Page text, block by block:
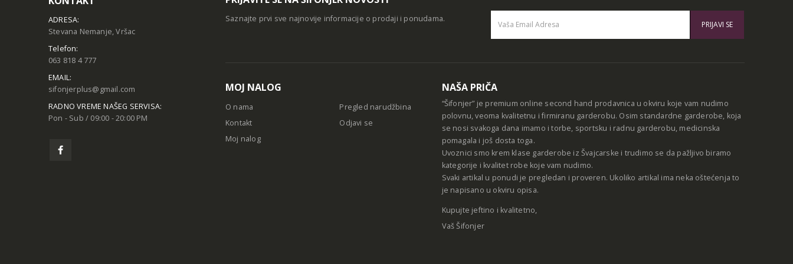
ADRESA:
Stevana Nemanje, Vršac
Telefon:
063 818 4 777
EMAIL:
sifonjerplus@gmail.com
RADNO VREME NAŠEG SERVISA:
Pon - Sub / 09:00 - 20:00 PM
Saznajte prvi sve najnovije informacije o prodaji i ponudama.
MOJ NALOG
O nama
Kontakt
Moj nalog
Pregled narudžbina
Odjavi se
NAŠA PRIČA
“Šifonjer” je premium online second hand prodavnica u okviru koje vam nudimo
polovnu, veoma kvalitetnu i firmiranu garderobu. Osim standardne garderobe, koja
se nosi svakoga dana imamo i torbe, sportsku i radnu garderobu, medicinska
pomagala i još dosta toga.
Uvoznici smo krem klase garderobe iz Švajcarske i trudimo se da pažljivo biramo
kategorije i kvalitet robe koje vam nudimo.
Svaki artikal u ponudi je pregledan i proveren. Ukoliko artikal ima neka oštećenja to
je napisano u okviru opisa.
Kupujte jeftino i kvalitetno,
Vaš Šifonjer